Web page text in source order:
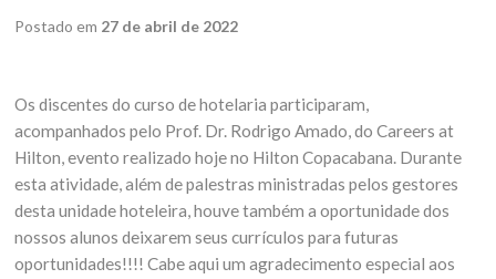
Postado em 27 de abril de 2022
Os discentes do curso de hotelaria participaram,
acompanhados pelo Prof. Dr. Rodrigo Amado, do Careers at
Hilton, evento realizado hoje no Hilton Copacabana. Durante
esta atividade, além de palestras ministradas pelos gestores
desta unidade hoteleira, houve também a oportunidade dos
nossos alunos deixarem seus currículos para futuras
oportunidades!!!! Cabe aqui um agradecimento especial aos